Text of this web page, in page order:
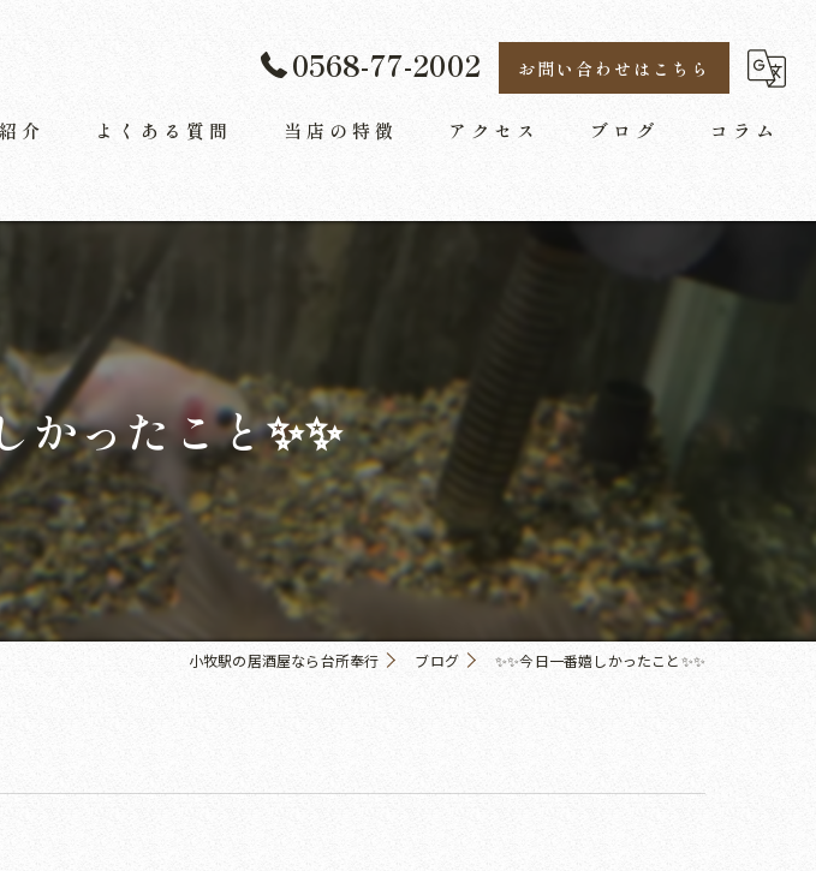
0568-77-2002 お問い合わせはこちら
介 よくある質問 当店の特徴
コース
送迎
アクセス ブログ コラム
かったこと✨✨
小牧駅の居酒屋なら台所奉行 ブログ ✨✨今日一番嬉しかったこと✨✨